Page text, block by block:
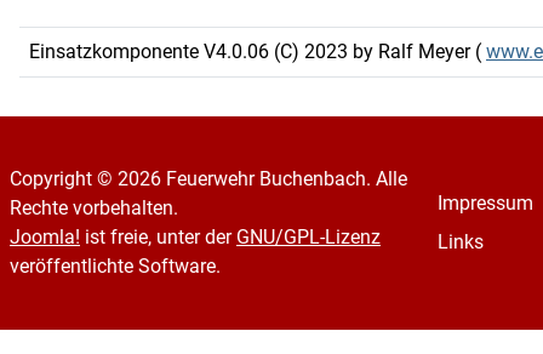
Einsatzkomponente V4.0.06 (C) 2023 by Ralf Meyer (
Copyright © 2026 Feuerwehr Buchenbach. Alle
Rechte vorbehalten.
Joomla! ist freie, unter der GNU/GPL-Lizenz
veröffentlichte Software.
Impressum
Links